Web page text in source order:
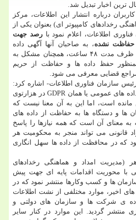
ترین اخبار تبدیل شد.
درباره انتشار این اطلاعات، مرکز
رخدادهای کامپیوتر ای) بعنوان یکی از
اطلاعات، اعلام نمود بارصد جهت
حفاظت نشده، به صاحبان آنها آگهی داده
خواهد شد و در صورتیکه ظرف مدت ۴۸ ساعت، همچنان مشکل به
حفظ داده ها و حفاظت از حریم
قضایی معرفی می شود.
سازمان فناوری اطلاعات- اشاره کرد:
هرچند قانون حفاظت از داده های عمومی یا همان GDPR در هزارتوی
است، اما این به آن معنا نیست که
ها و دستگاه ها به حفاظت از داده های
معنای آن است که همه نیازها را پاسخ
قانونی می تواند منجر به محکومیت هر
که در محافظت از داده ها سهل انگاری
(مدیریت امداد و هماهنگی رخدادهای
با محوریت اقدامات پایه ای جهت پیش
ها و کسب وکارها منتشر نمود که در
اخیر، موارد مختلفی از نشت اطلاعات
ی شرکت ها و سازمان های دولتی و
گردید. این موارد در کنار سایر